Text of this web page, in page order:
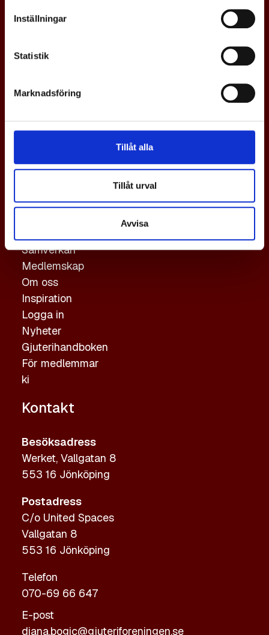
Inställningar
Statistik
Marknadsföring
Tillåt alla
Tillåt urval
Avvisa
En svensk gjuteriindustri i världsklass,
med tillväxt och konkurrenskraft via
Samverkan
Medlemskap
Om oss
Inspiration
Logga in
Nyheter
Gjuterihandboken
För medlemmar
ki
Kontakt
Besöksadress
Werket, Vallgatan 8
553 16 Jönköping
Postadress
C/o United Spaces
Vallgatan 8
553 16 Jönköping
Telefon
070-69 66 647
E-post
diana.bogic@gjuteriforeningen.se